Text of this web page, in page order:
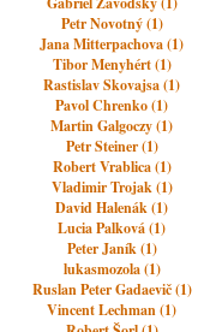
Petr Novotný (1)
Jana Mitterpachova (1)
Tibor Menyhért (1)
Rastislav Skovajsa (1)
Pavol Chrenko (1)
Martin Galgoczy (1)
Petr Steiner (1)
Robert Vrablica (1)
Vladimir Trojak (1)
David Halenák (1)
Lucia Palková (1)
Peter Janík (1)
lukasmozola (1)
Ruslan Peter Gadaevič (1)
Vincent Lechman (1)